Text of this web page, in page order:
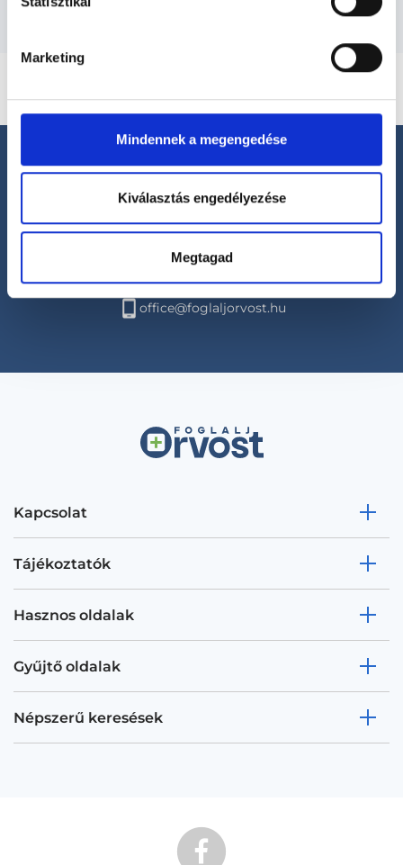
Marketing
Mindennek a megengedése
Kiválasztás engedélyezése
Megtagad
Segíthetünk?
+36 1 700-1398
(H-P: 8:00-20:00)
office@foglaljorvost.hu
Kapcsolat
Tájékoztatók
Hasznos oldalak
Gyűjtő oldalak
Népszerű keresések